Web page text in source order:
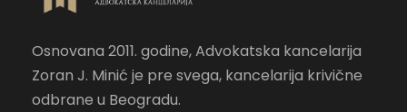
Osnovana 2011. godine, Advokatska kancelarija
Zoran J. Minić je pre svega, kancelarija krivične
odbrane u Beogradu.